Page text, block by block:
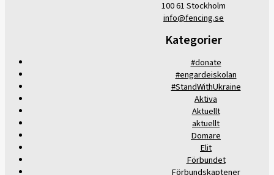
100 61 Stockholm
info@fencing.se
Kategorier
#donate
#engardeiskolan
#StandWithUkraine
Aktiva
Aktuellt
aktuellt
Domare
Elit
Förbundet
Förbundskaptener